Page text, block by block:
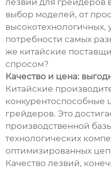
лезвий для
выбор моделей, от
высокотехнологичных,
потребности самых
же китайские
спросом?
Качество и цена:
Китайские
конкурентоспособные
грейдеров. Это
производственной
технологических
оптимизированных
Качество лезвий,